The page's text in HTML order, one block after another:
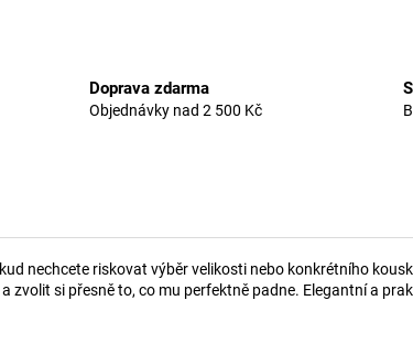
Doprava zdarma
Objednávky nad 2 500 Kč
nechcete riskovat výběr velikosti nebo konkrétního
zvolit si přesně to, co mu perfektně padne. Elegantní a